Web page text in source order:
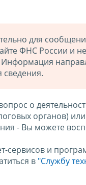
для
ФНС России и не
сведения.
о
органов)
- Вы можете
сервисов и
в "Службу